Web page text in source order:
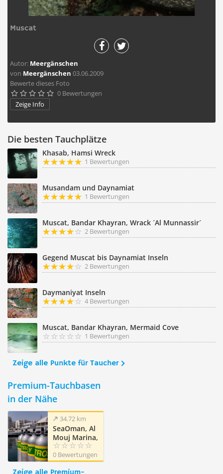
Muscat
Autor: Meergänschen
von Meergänschen 03.06.2009
Bewerte dieses Foto
     0 Bewertungen
Zeige Info
Die besten Tauchplätze
Khasab, Hamsi Wreck
1 Bewertungen
Musandam und Daynamiat
1 Bewertungen
Muscat, Bandar Khayran, Wrack ´Al Munnassir´
2 Bewertungen
Gegend Muscat bis Daynamiat Inseln
2 Bewertungen
Daymaniyat Inseln
4 Bewertungen
Muscat, Bandar Khayran, Mermaid Cove
1 Bewertungen
Zeige alle Punkte für Taucher
Premium-Tauchbasen
in der Nähe
34.72 km
SeaOman, Al
Mouj Marina,
Muscat
0 Bewertungen